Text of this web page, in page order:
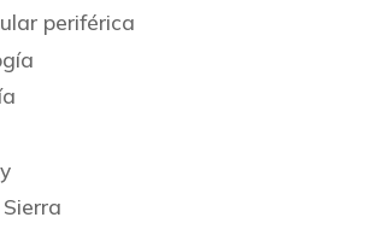
periférica
Sierra